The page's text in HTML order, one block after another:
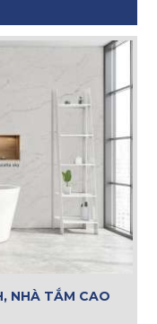
NHÀ TẮM CAO